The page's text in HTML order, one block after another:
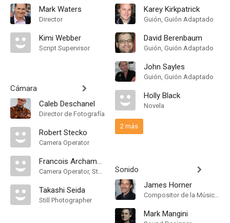
Mark Waters
Director
Kimi Webber
Script Supervisor
Cámara
Caleb Deschanel
Director de Fotografía
Robert Stecko
Camera Operator
Francois Archambault
Camera Operator, Steadicam Operator
Takashi Seida
Still Photographer
Karey Kirkpatrick
Guión, Guión Adaptado
David Berenbaum
Guión, Guión Adaptado
John Sayles
Guión, Guión Adaptado
Holly Black
Novela
2 más
Sonido
James Horner
Compositor de la Música Original
Mark Mangini